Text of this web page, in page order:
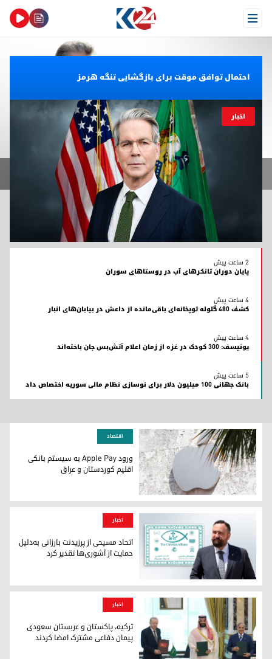
Open Menu
مسرور بارزانی: اقلیم کوردستان هدف بیش از ۱۰۰۰ حمله‌ی موشکی و پهپادی قرار گرفته است
مسرور بارزانی: اقلیم کوردستان هدف بیش از ۱۰۰۰ حمله‌ی موشکی و پهپادی
اسکات بسنت، وزیر خزانه‌داری آمریکا
اخبار
احتمال توافق موقت برای بازگشایی تنگه هرمز
2 ساعت پیش
پایان دوران تانکرهای آب در روستاهای سوران
4 ساعت پیش
کشف ۴۸۰ گلوله توپخانه‌ای باقی‌مانده از داعش در بیابان‌های انبار
4 ساعت پیش
یونیسف: ۳۰۰ کودک در غزه از زمان اعلام آتش‌بس جان باخته‌اند
5 ساعت پیش
بانک جهانی ۱۰۰ میلیون دلار برای نوسازی نظام مالی سوریه اختصاص داد
ورود Apple Pay به سیستم بانکی اقلیم کوردستان و عراق
اقتصاد
ورود Apple Pay به سیستم بانکی
اقلیم کوردستان و عراق
آنو جوهر عبدوکا، دبیرکل اتحاد مسیحی
اخبار
اتحاد مسیحی از پرزیدنت بارزانی به‌دلیل
حمایت از آشوری‌ها تقدیر کرد
اخبار
ترکیه، پاکستان و عربستان سعودی
پیمان دفاعی مشترک امضا کردند